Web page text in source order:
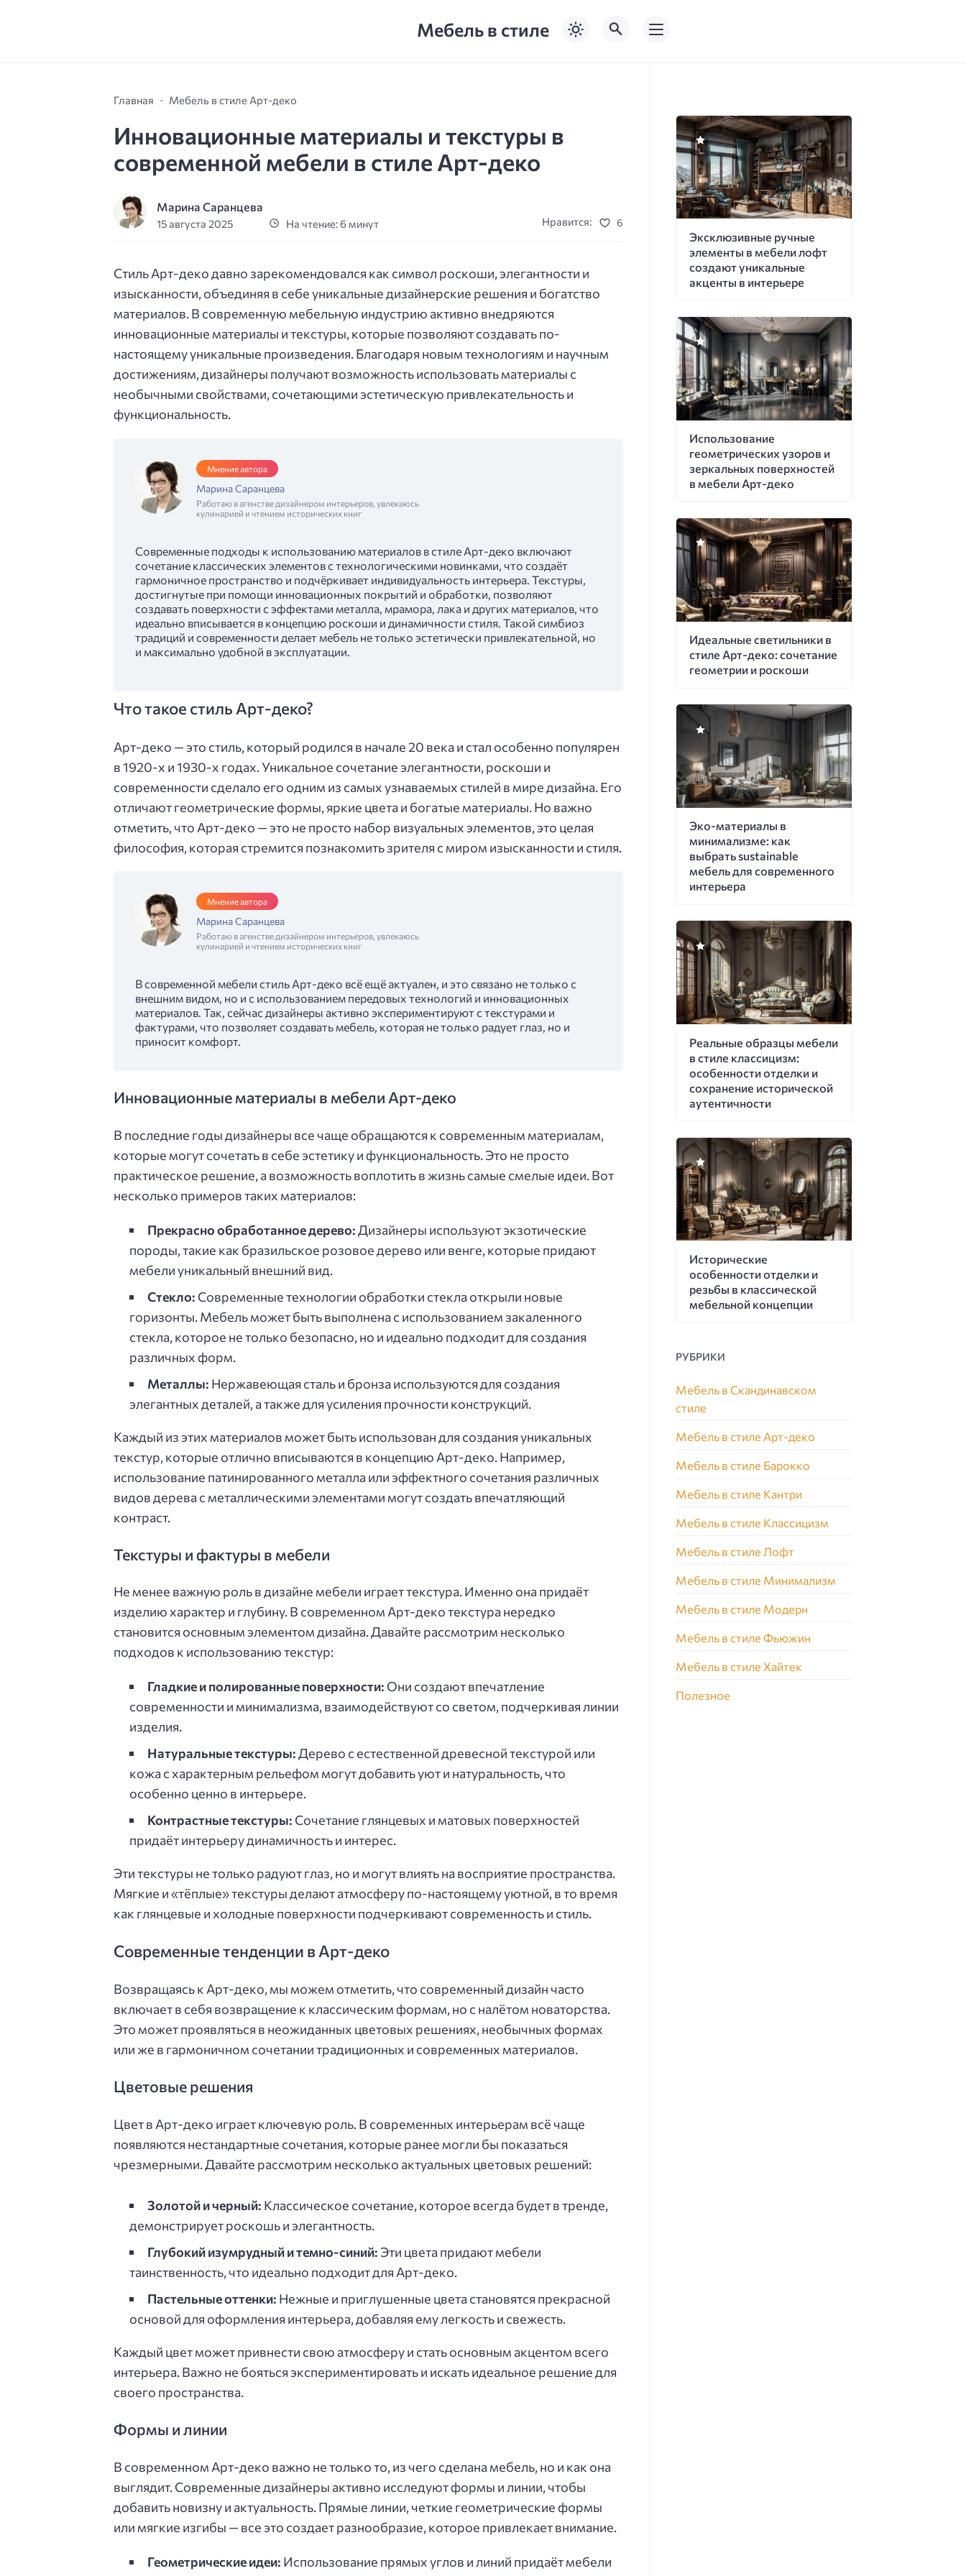
Мебель в стиле
Главная Мебель в стиле Арт-деко
Инновационные материалы и текстуры в
современной мебели в стиле Арт-деко
Марина Саранцева
15 августа 2025 На чтение: 6 минут Нравится: 6
Стиль Арт-деко давно зарекомендовался как символ роскоши, элегантности и
изысканности, объединяя в себе уникальные дизайнерские решения и богатство
материалов. В современную мебельную индустрию активно внедряются
инновационные материалы и текстуры, которые позволяют создавать по-
настоящему уникальные произведения. Благодаря новым технологиям и научным
достижениям, дизайнеры получают возможность использовать материалы с
необычными свойствами, сочетающими эстетическую привлекательность и
функциональность.
Мнение автора
Марина Саранцева
Работаю в агенстве дизайнером интерьеров, увлекаюсь
кулинарией и чтением исторических книг
Современные подходы к использованию материалов в стиле Арт-деко включают
сочетание классических элементов с технологическими новинками, что создаёт
гармоничное пространство и подчёркивает индивидуальность интерьера. Текстуры,
достигнутые при помощи инновационных покрытий и обработки, позволяют
создавать поверхности с эффектами металла, мрамора, лака и других материалов, что
идеально вписывается в концепцию роскоши и динамичности стиля. Такой симбиоз
традиций и современности делает мебель не только эстетически привлекательной, но
и максимально удобной в эксплуатации.
Что такое стиль Арт-деко?
Арт-деко — это стиль, который родился в начале 20 века и стал особенно популярен
в 1920-х и 1930-х годах. Уникальное сочетание элегантности, роскоши и
современности сделало его одним из самых узнаваемых стилей в мире дизайна. Его
отличают геометрические формы, яркие цвета и богатые материалы. Но важно
отметить, что Арт-деко — это не просто набор визуальных элементов, это целая
философия, которая стремится познакомить зрителя с миром изысканности и стиля.
Мнение автора
Марина Саранцева
Работаю в агенстве дизайнером интерьеров, увлекаюсь
кулинарией и чтением исторических книг
В современной мебели стиль Арт-деко всё ещё актуален, и это связано не только с
внешним видом, но и с использованием передовых технологий и инновационных
материалов. Так, сейчас дизайнеры активно экспериментируют с текстурами и
фактурами, что позволяет создавать мебель, которая не только радует глаз, но и
приносит комфорт.
Инновационные материалы в мебели Арт-деко
В последние годы дизайнеры все чаще обращаются к современным материалам,
которые могут сочетать в себе эстетику и функциональность. Это не просто
практическое решение, а возможность воплотить в жизнь самые смелые идеи. Вот
несколько примеров таких материалов:
Прекрасно обработанное дерево:Дизайнеры используют экзотические
породы, такие как бразильское розовое дерево или венге, которые придают
мебели уникальный внешний вид.
Стекло: Современные технологии обработки стекла открыли новые
горизонты. Мебель может быть выполнена с использованием закаленного
стекла, которое не только безопасно, но и идеально подходит для создания
различных форм.
Металлы: Нержавеющая сталь и бронза используются для создания
элегантных деталей, а также для усиления прочности конструкций.
Каждый из этих материалов может быть использован для создания уникальных
текстур, которые отлично вписываются в концепцию Арт-деко. Например,
использование патинированного металла или эффектного сочетания различных
видов дерева с металлическими элементами могут создать впечатляющий
контраст.
Текстуры и фактуры в мебели
Не менее важную роль в дизайне мебели играет текстура. Именно она придаёт
изделию характер и глубину. В современном Арт-деко текстура нередко
становится основным элементом дизайна. Давайте рассмотрим несколько
подходов к использованию текстур:
Гладкие и полированные поверхности: Они создают впечатление
современности и минимализма, взаимодействуют со светом, подчеркивая линии
изделия.
Натуральные текстуры:Дерево с естественной древесной текстурой или
кожа с характерным рельефом могут добавить уют и натуральность, что
особенно ценно в интерьере.
Контрастные текстуры: Сочетание глянцевых и матовых поверхностей
придаёт интерьеру динамичность и интерес.
Эти текстуры не только радуют глаз, но и могут влиять на восприятие пространства.
Мягкие и «тёплые» текстуры делают атмосферу по-настоящему уютной, в то время
как глянцевые и холодные поверхности подчеркивают современность и стиль.
Современные тенденции в Арт-деко
Возвращаясь к Арт-деко, мы можем отметить, что современный дизайн часто
включает в себя возвращение к классическим формам, но с налётом новаторства.
Это может проявляться в неожиданных цветовых решениях, необычных формах
или же в гармоничном сочетании традиционных и современных материалов.
Цветовые решения
Цвет в Арт-деко играет ключевую роль. В современных интерьерам всё чаще
появляются нестандартные сочетания, которые ранее могли бы показаться
чрезмерными. Давайте рассмотрим несколько актуальных цветовых решений:
Золотой и черный: Классическое сочетание, которое всегда будет в тренде,
демонстрирует роскошь и элегантность.
Глубокий изумрудный и темно-синий: Эти цвета придают мебели
таинственность, что идеально подходит для Арт-деко.
Пастельные оттенки: Нежные и приглушенные цвета становятся прекрасной
основой для оформления интерьера, добавляя ему легкость и свежесть.
Каждый цвет может привнести свою атмосферу и стать основным акцентом всего
интерьера. Важно не бояться экспериментировать и искать идеальное решение для
своего пространства.
Формы и линии
В современном Арт-деко важно не только то, из чего сделана мебель, но и как она
выглядит. Современные дизайнеры активно исследуют формы и линии, чтобы
добавить новизну и актуальность. Прямые линии, четкие геометрические формы
или мягкие изгибы — все это создает разнообразие, которое привлекает внимание.
Геометрические идеи: Использование прямых углов и линий придаёт мебели
Эксклюзивные ручные
элементы в мебели лофт
создают уникальные
акценты в интерьере
Использование
геометрических узоров и
зеркальных поверхностей
в мебели Арт-деко
Идеальные светильники в
стиле Арт-деко: сочетание
геометрии и роскоши
Эко-материалы в
минимализме: как
выбрать sustainable
мебель для современного
интерьера
Реальные образцы мебели
в стиле классицизм:
особенности отделки и
сохранение исторической
аутентичности
Исторические
особенности отделки и
резьбы в классической
мебельной концепции
РУБРИКИ
Мебель в Скандинавском
стиле
Мебель в стиле Арт-деко
Мебель в стиле Барокко
Мебель в стиле Кантри
Мебель в стиле Классицизм
Мебель в стиле Лофт
Мебель в стиле Минимализм
Мебель в стиле Модерн
Мебель в стиле Фьюжин
Мебель в стиле Хайтек
Полезное